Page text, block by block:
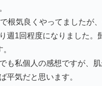
根気良くやってましたが
週1回程度になりました。
も私個人の感想ですが、
平気だと思います。